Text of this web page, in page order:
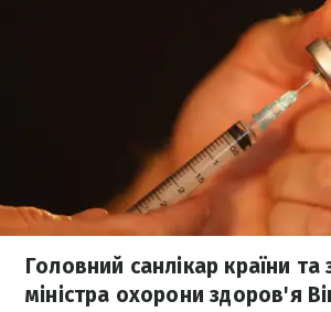
Головний санлікар країни та
міністра охорони здоров'я